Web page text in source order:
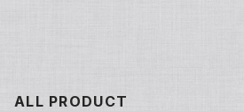
ALL PRODUCT